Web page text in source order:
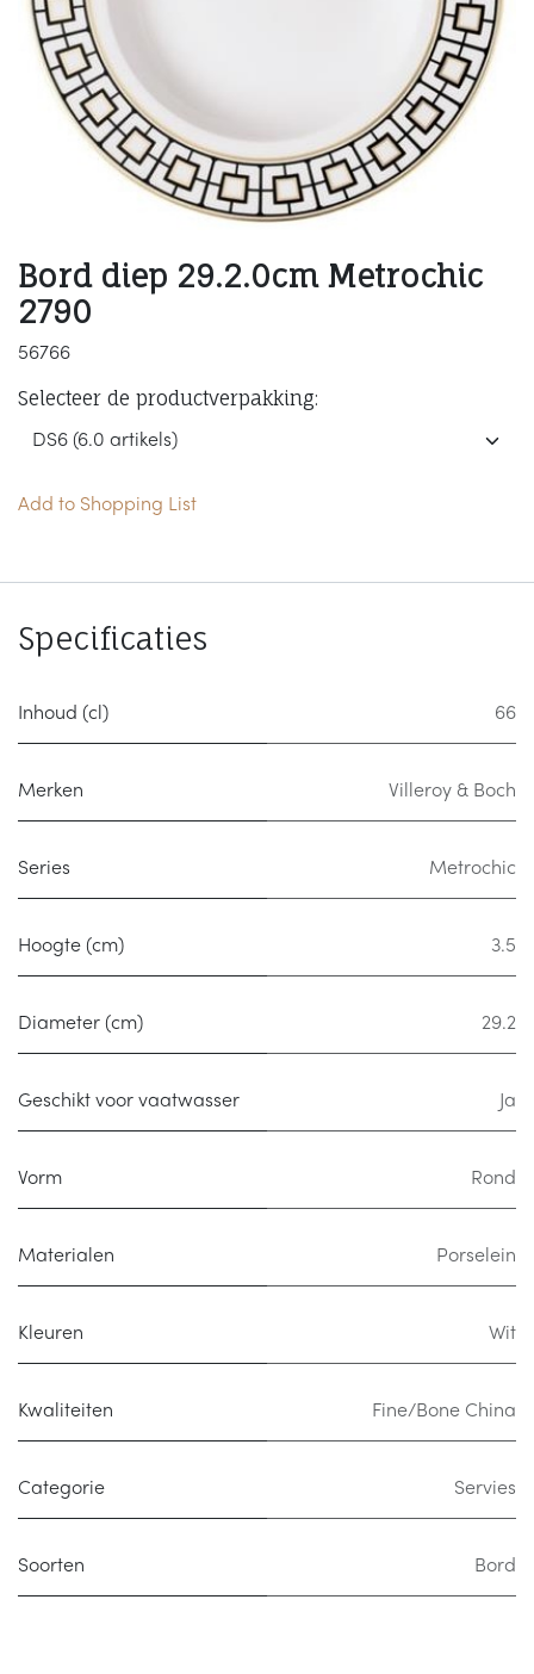
Bord diep 29.2.0cm Metrochic
2790
56766
Selecteer de productverpakking:
Add to Shopping List
Specificaties
Inhoud (cl) 66
Merken Villeroy & Boch
Series Metrochic
Hoogte (cm) 3.5
Diameter (cm) 29.2
Geschikt voor vaatwasser Ja
Vorm Rond
Materialen Porselein
Kleuren Wit
Kwaliteiten Fine/Bone China
Categorie Servies
Soorten Bord